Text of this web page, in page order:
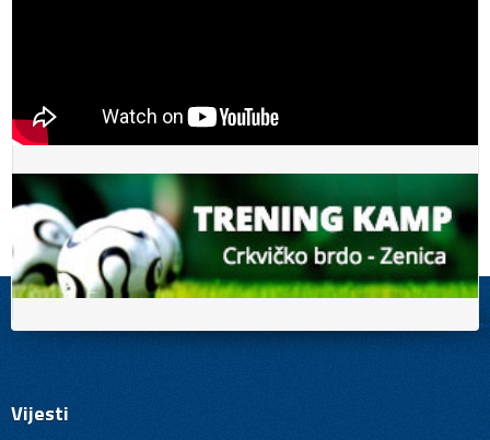
Vijesti